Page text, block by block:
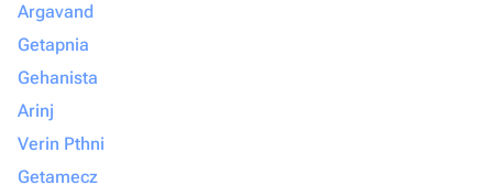
Argavand
Getapnia
Gehanista
Arinj
Verin Pthni
Getamecz